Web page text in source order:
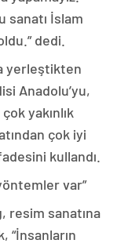
sanatı İslam
dedi.
yerleştikten
Anadolu’yu,
yakınlık
çok iyi
kullandı.
var”
resim sanatına
“İnsanların